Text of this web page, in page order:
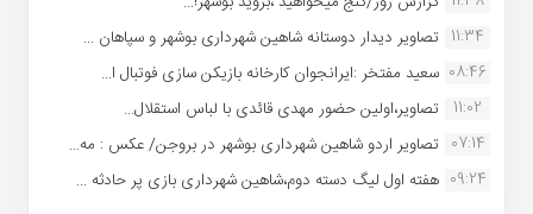
11:34 تصاویر دیدار دوستانه شاهین شهردارى بوشهر و سپاهان ...
08:46 سعید مفتخر :ایرانجوان کارخانه بازیکن سازی فوتبال ا...
11:02
تصاویر،اولین حضور مهدی قائدی با لباس استقلال...
07:14 تصاویر اردو شاهین شهرداری بوشهر در بروجن/ عکس : مه...
09:24 هفته اول لیگ دسته دوم،شاهین شهرداری بازی پر حادثه ...